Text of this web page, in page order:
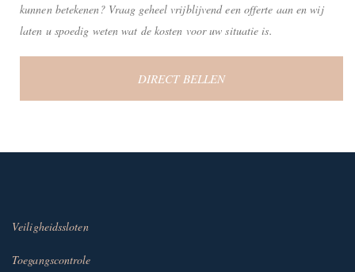
kunnen betekenen? Vraag geheel vrijblijvend een offerte aan en wij
laten u spoedig weten wat de kosten voor uw situatie is.
DIRECT BELLEN
Veiligheidssloten
Toegangscontrole